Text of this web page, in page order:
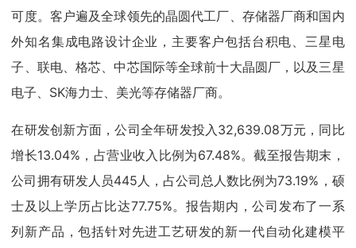
可度。客户遍及全球领先的晶圆代工厂、存储器厂商和国内
外知名集成电路设计企业，主要客户包括台积电、三星电
子、联电、格芯、中芯国际等全球前十大晶圆厂，以及三星
电子、SK海力士、美光等存储器厂商。
在研发创新方面，公司全年研发投入32,639.08万元，同比
增长13.04%，占营业收入比例为67.48%。截至报告期末，
公司拥有研发人员445人，占公司总人数比例为73.19%，硕
士及以上学历占比达77.75%。报告期内，公司发布了一系
列新产品，包括针对先进工艺研发的新一代自动化建模平